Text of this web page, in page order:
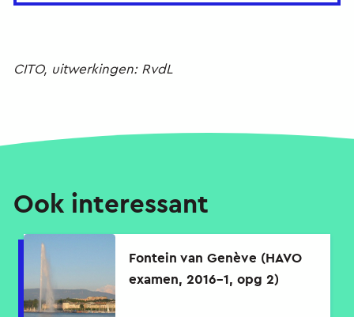
CITO, uitwerkingen: RvdL
Ook interessant
Fontein van Genève (HAVO
examen, 2016-1, opg 2)